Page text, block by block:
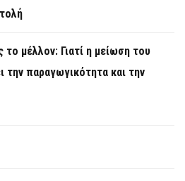
μέλλον: Γιατί η μείωση του
την παραγωγικότητα και την